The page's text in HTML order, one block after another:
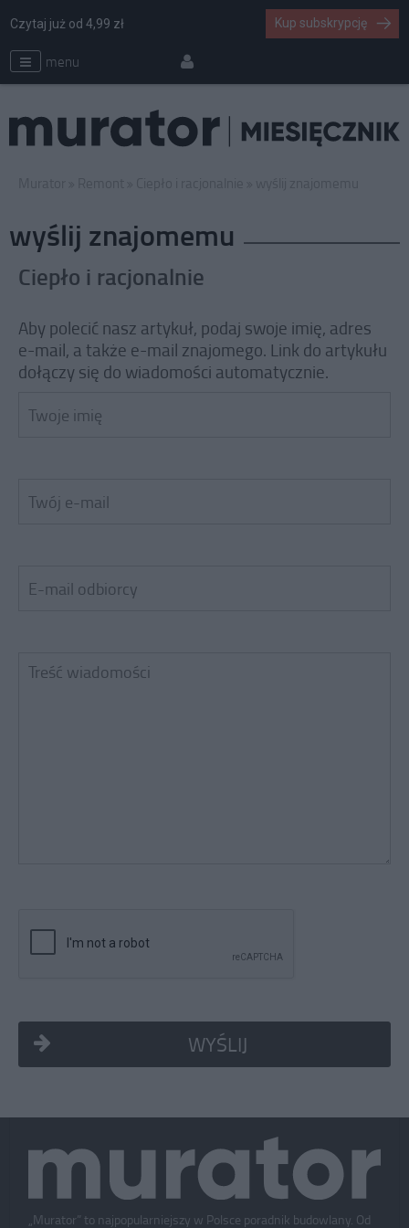
menu
Czytaj już od 4,99 zł Kup subskrypcję
wyślij znajomemu
Ciepło i racjonalnie
Aby polecić nasz artykuł, podaj swoje imię, adres
e-mail, a także e-mail znajomego. Link do artykułu
dołączy się do wiadomości automatycznie.
WYŚLIJ
„Murator” to najpopularniejszy w Polsce poradnik budowlany. Od